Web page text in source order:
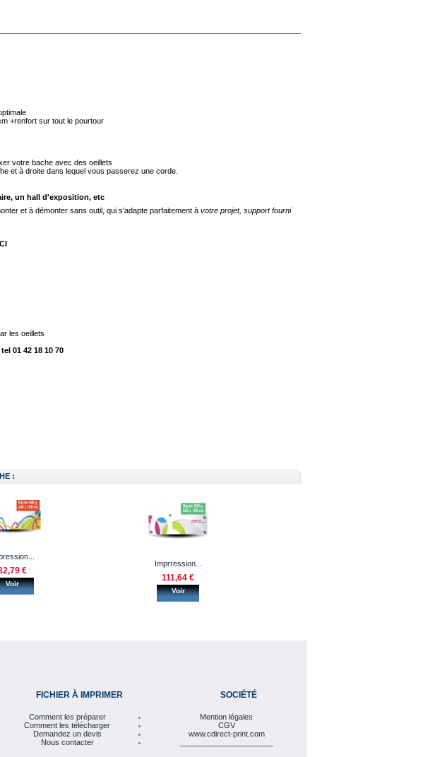
+renfort sur tout le pourtour
votre bache avec des oeillets
et à droite dans lequel vous passerez une corde.
un hall d'exposition, etc
et à démonter sans outil, qui s'adapte parfaitement à votre projet, support fourni
les oeillets
tel 01 42 18 10 70
:
€
Voir
Imprression...
111,64 €
Voir
FICHIER À IMPRIMER
Comment les préparer
Comment les télécharger
Demandez un devis
Nous contacter
SOCIÉTÉ
Mention légales
CGV
www.cdirect-print.com